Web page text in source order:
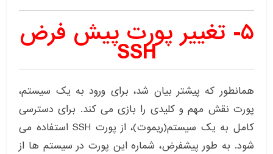
۵- تغییر پورت پیش فرض
SSH
همانطور که پیشتر بیان شد، برای ورود به یک سیستم،
پورت نقش مهم و کلیدی را بازی می کند. برای دسترسی
کامل به یک سیستم(ریموت)، از پورت SSH استفاده می
شود. به طور پیشفرض، شماره این پورت در سیستم ها از